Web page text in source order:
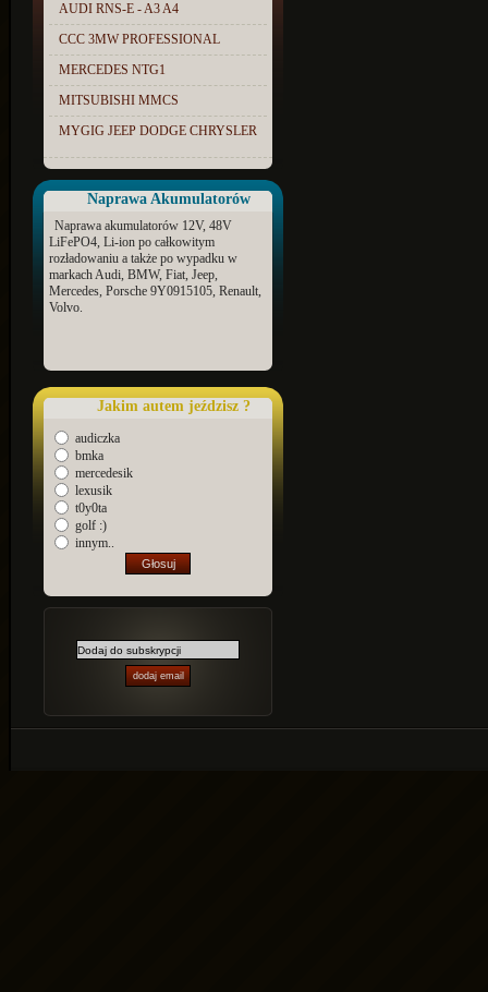
AUDI RNS-E - A3 A4
CCC 3MW PROFESSIONAL
MERCEDES NTG1
MITSUBISHI MMCS
MYGIG JEEP DODGE CHRYSLER
Naprawa Akumulatorów
Naprawa akumulatorów 12V, 48V
LiFePO4, Li-ion po całkowitym
rozładowaniu a także po wypadku w
markach Audi, BMW, Fiat, Jeep,
Mercedes, Porsche 9Y0915105, Renault,
Volvo.
Jakim autem jeździsz ?
audiczka
bmka
mercedesik
lexusik
t0y0ta
golf :)
innym..